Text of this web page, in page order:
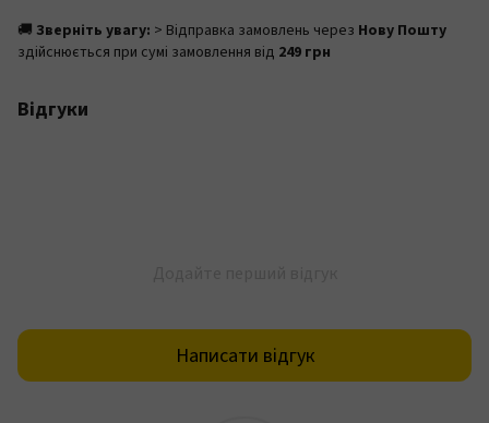
🚚 Зверніть увагу: > Відправка замовлень через Нову Пошту
здійснюється при сумі замовлення від 249 грн
Відгуки
Написати відгук